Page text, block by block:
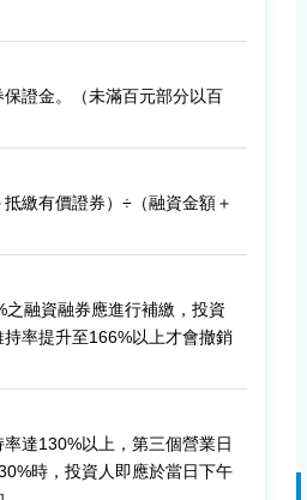
證金。（未滿百元部分以百
繳有價證券）÷（融資金額＋
融資融券應進行補繳，投資
率提升至166%以上才會撤銷
達130%以上，第三個營業日
時，投資人即應於當日下午